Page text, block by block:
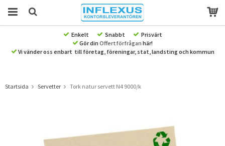
Produkten har blivit tillagd i varukorgen
Enkelt Snabbt
Prisvärt
Gör din Offertförfrågan här!
Vi vänder oss enbart till företag, föreningar, stat, landsting och kommun
Startsida Servetter Tork natur servett N4 9000/k